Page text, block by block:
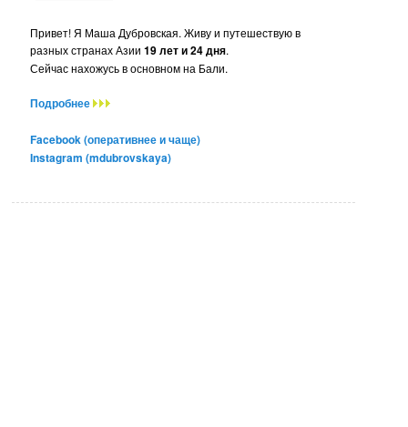
Привет! Я Маша Дубровская. Живу и путешествую в
разных странах Азии19 лет и 24 дня.
Сейчас нахожусь в основном на Бали.
Подробнее
Facebook (оперативнее и чаще)
Instagram (mdubrovskaya)